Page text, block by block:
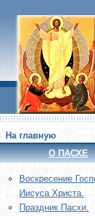
На главную
О ПАСХЕ
Воскреcение
Иисуса Христа.
Праздник Пасхи.